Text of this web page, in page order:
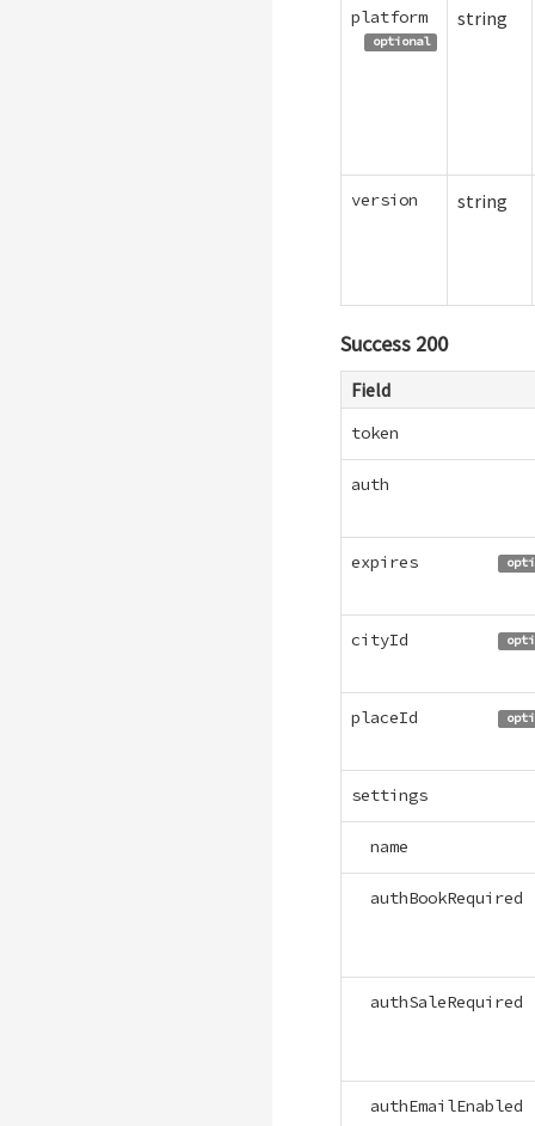
platform
optional
string
version string
Success 200
Field
token
auth
expires
cityId
placeId
settings
name
authBookRequired
authSaleRequired
authEmailEnabled